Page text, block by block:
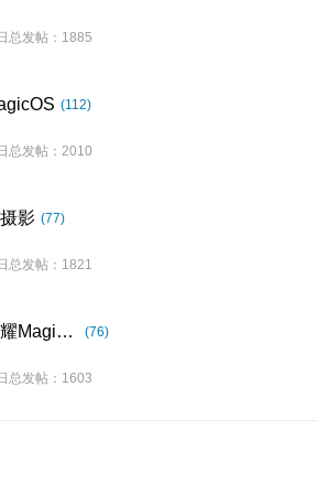
总发帖：1885
(112)
总发帖：2010
影 (77)
总发帖：1821
荣耀Magic8系列 (76)
总发帖：1603